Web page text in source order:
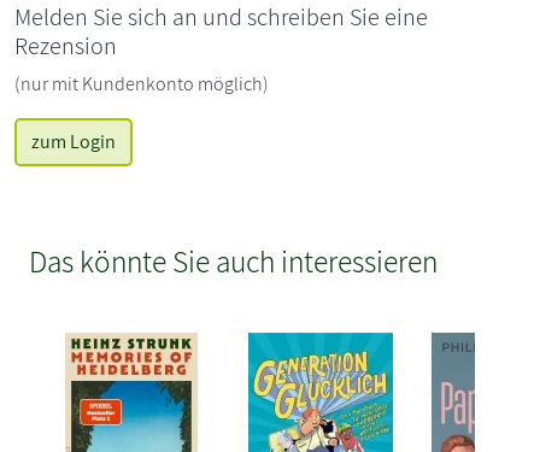
Melden Sie sich an und schreiben Sie eine
Rezension
(nur mit Kundenkonto möglich)
zum Login
Das könnte Sie auch interessieren